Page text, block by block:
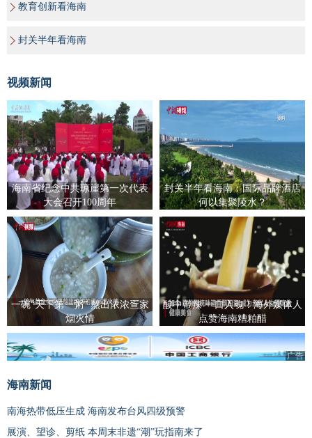
教育创新看海南
封关半年看海南
视频新闻
海南省纪念中共琼崖第一次代表
大会召开100周年
封关半年看海南：国际品牌酒店
何以集聚陵水？
一碗“天下第一粥” 熬出浓浓疍家
烟火情
酸中带辣 一口入魂！海外媒体人
点赞海南糟粕醋
广告
海南新闻
南海热带低压生成 海南发布台风四级预警
展演、望诊、剪纸 本周末非遗“潮”玩指南来了